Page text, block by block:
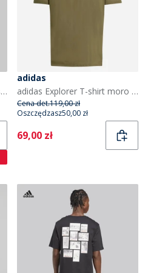
Ellesse Squalius T-shirt w paski retro dla niego kolor Niebieski
adidas
adidas Explorer T-shirt moro dla niego kolor Olive Strata
Cena det.119,00 zł
Oszczędzasz50,00 zł
Current
69,00 zł